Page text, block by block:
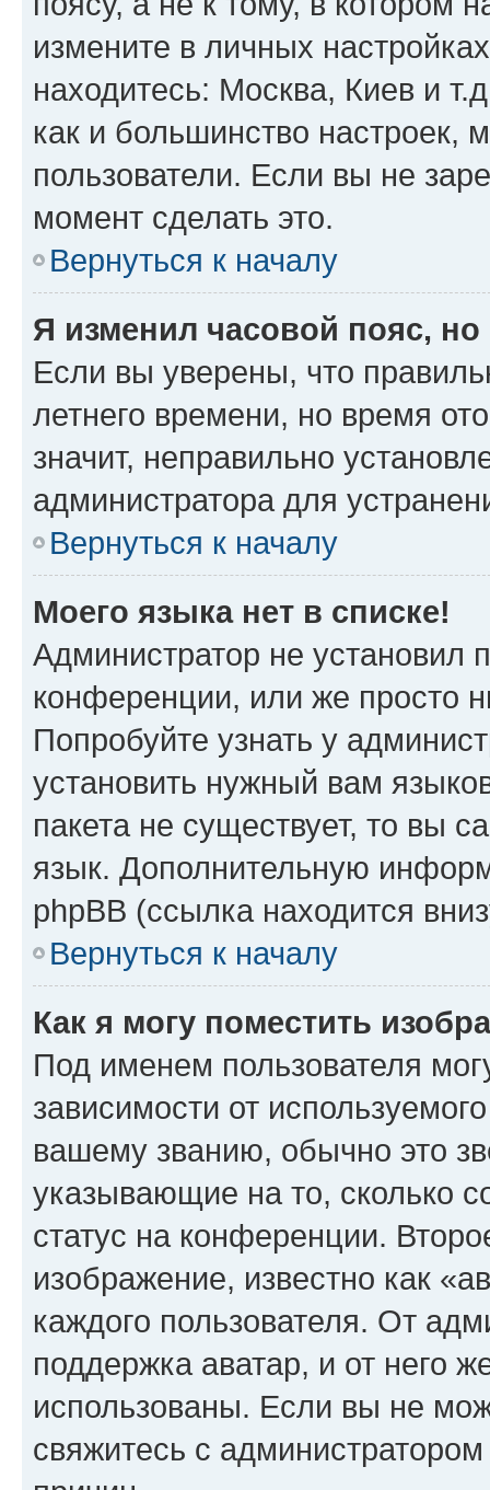
измените в личных
находитесь: Москва, Киев и
как и большинство настроек,
пользователи. Если вы не
момент сделать это.
Вернуться к началу
Я изменил часовой пояс,
Если вы уверены, что
летнего времени, но время
значит, неправильно
администратора для
Вернуться к началу
Моего языка нет в списке!
Администратор не установил
конференции, или же просто
Попробуйте узнать у
установить нужный вам
пакета не существует, то вы
язык. Дополнительную
phpBB (ссылка находится
Вернуться к началу
Как я могу поместить
Под именем пользователя
зависимости от
вашему званию, обычно это
указывающие на то, сколько
статус на конференции.
изображение, известно как
каждого пользователя. От
поддержка аватар, и от него
использованы. Если вы не
свяжитесь с